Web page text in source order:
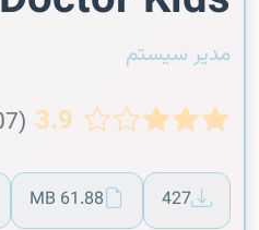
مدیر سیستم
3.9 (707 نظر)
427
61.88 MB